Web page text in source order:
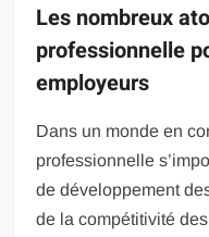
Les nombreux
professionnelle
employeurs
Dans un monde en
professionnelle
de développement
de la compétitivité